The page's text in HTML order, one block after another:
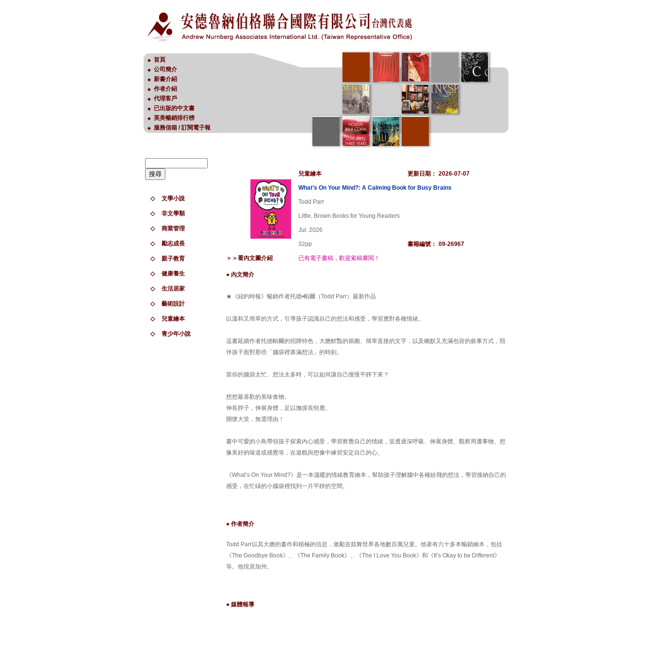
◆ 首頁
◆ 公司簡介
◆ 新書介紹
◆ 作者介紹
◆ 代理客戶
◆ 已出版的中文書
◆ 英美暢銷排行榜
◆ 服務信箱 / 訂閱電子報
◇ 文學小說
◇ 非文學類
◇ 商業管理
◇ 勵志成長
◇ 親子教育
◇ 健康養生
◇ 生活居家
◇ 藝術設計
◇ 兒童繪本
◇ 青少年小說
兒童繪本 更新日期： 2026-07-07
What’s On Your Mind?: A Calming Book for Busy Brains
Todd Parr
Little, Brown Books for Young Readers
Jul. 2026
32pp 書籍編號： 09-26967
＞＞看內文圖介紹 已有電子書稿，歡迎索稿審閱！
● 內文簡介
★《紐約時報》暢銷作者托德•帕爾（Todd Parr）最新作品
以溫和又簡單的方式，引導孩子認識自己的想法和感受，學習應對各種情緒。
這書延續作者托德帕爾的招牌特色，大膽鮮豔的插圖、簡單直接的文字，以及幽默又充滿包容的敘事方式，陪
伴孩子面對那些「腦袋裡塞滿想法」的時刻。
當你的腦袋太忙、想法太多時，可以如何讓自己慢慢平靜下來？
想想最喜歡的美味食物。
伸長脖子，伸展身體，足以撫摸長頸鹿。
開懷大笑，無需理由！
書中可愛的小鳥帶領孩子探索內心感受，學習察覺自己的情緒，並透過深呼吸、伸展身體、觀察周遭事物、想
像美好的味道或感覺等，在遊戲與想像中練習安定自己的心。
《What’s On Your Mind?》是一本溫暖的情緒教育繪本，幫助孩子理解腦中各種紛飛的想法，學習接納自己的
感受，在忙碌的小腦袋裡找到一片平靜的空間。
● 作者簡介
Todd Parr以其大膽的畫作和積極的信息，激勵並鼓舞世界各地數百萬兒童。他著有六十多本暢銷繪本，包括
《The Goodbye Book》、《The Family Book》、《The I Love You Book》和《It’s Okay to be Different》
等。他現居加州。
● 媒體報導